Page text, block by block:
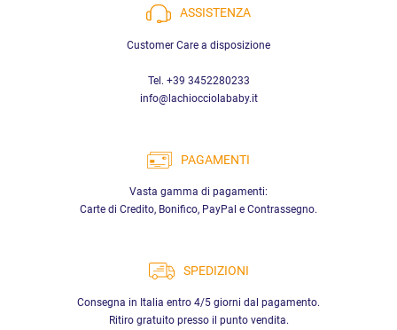
ASSISTENZA
Customer Care a disposizione
Tel. +39 3452280233
info@lachiocciolababy.it
PAGAMENTI
Vasta gamma di pagamenti:
Carte di Credito, Bonifico, PayPal e Contrassegno.
SPEDIZIONI
Consegna in Italia entro 4/5 giorni dal pagamento.
Ritiro gratuito presso il punto vendita.